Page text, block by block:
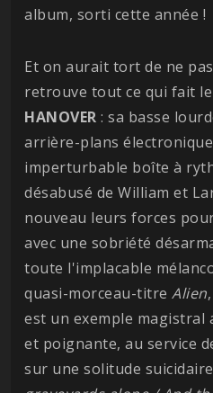
album, sorti cette année !
Et on aurait tort de ne
retrouve tout ce qui fait
HANOVER : sa basse
arrière-plans
imperturbable boîte à
désabusé de William et
nouveau leurs forces
avec une sobriété
toute l'implacable
quasi-morceau-titre Alien
est un exemple magistral
et poignante, au service
sur une solitude